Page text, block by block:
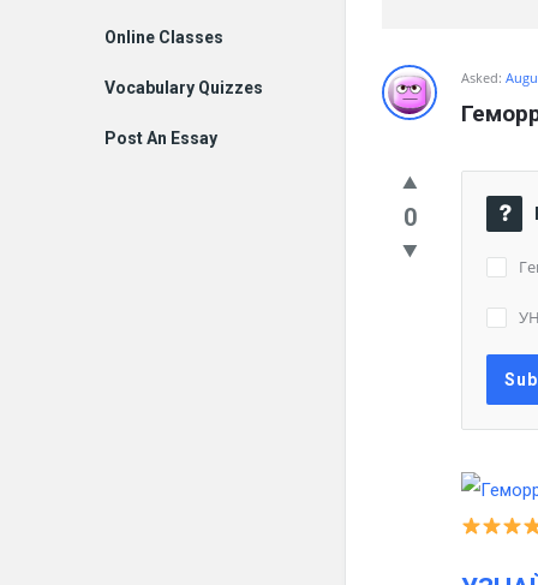
Asked:
0
Online Classes
Vocabulary Quizzes
Post An Essay